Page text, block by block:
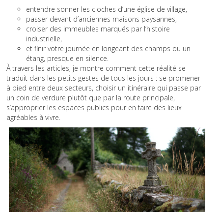
entendre sonner les cloches d’une église de village,
passer devant d’anciennes maisons paysannes,
croiser des immeubles marqués par l’histoire
industrielle,
et finir votre journée en longeant des champs ou un
étang, presque en silence.
À travers les articles, je montre comment cette réalité se
traduit dans les petits gestes de tous les jours : se promener
à pied entre deux secteurs, choisir un itinéraire qui passe par
un coin de verdure plutôt que par la route principale,
s’approprier les espaces publics pour en faire des lieux
agréables à vivre.